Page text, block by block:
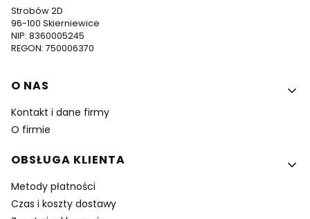
Strobów 2D
96-100 Skierniewice
NIP: 8360005245
REGON: 750006370
Linki w stopce
O NAS
Kontakt i dane firmy
O firmie
OBSŁUGA KLIENTA
Metody płatności
Czas i koszty dostawy